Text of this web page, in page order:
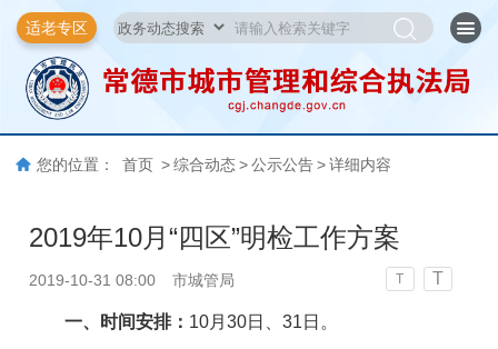
适老专区
您的位置： 首页 > 综合动态 > 公示公告 > 详细内容
2019年10月“四区”明检工作方案
2019-10-31 08:00 市城管局 T T
一、时间安排： 10月30日、31日。